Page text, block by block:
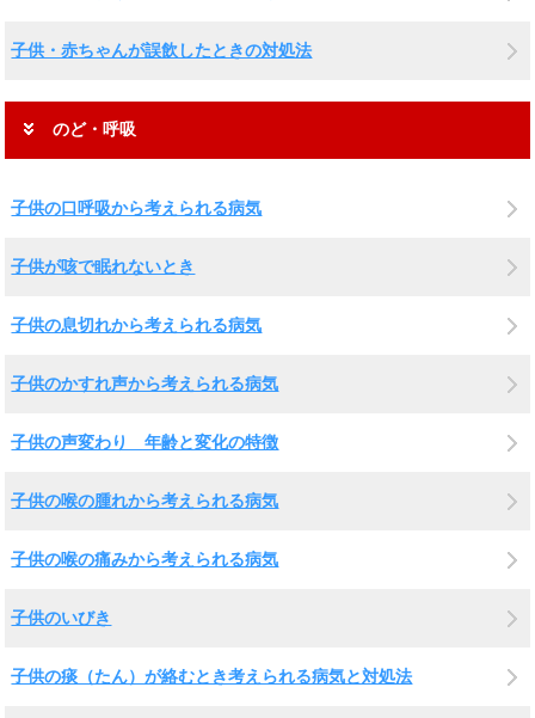
子供・赤ちゃんが誤飲したときの対処法
のど・呼吸
子供の口呼吸から考えられる病気
子供が咳で眠れないとき
子供の息切れから考えられる病気
子供のかすれ声から考えられる病気
子供の声変わり 年齢と変化の特徴
子供の喉の腫れから考えられる病気
子供の喉の痛みから考えられる病気
子供のいびき
子供の痰（たん）が絡むとき考えられる病気と対処法